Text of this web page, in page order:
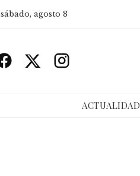
sábado, agosto 8
ACTUALIDAD